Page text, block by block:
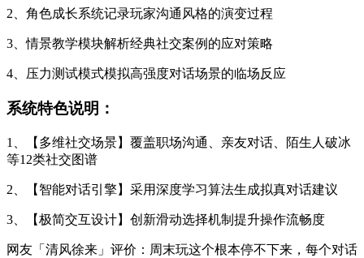
2、角色成长系统记录玩家沟通风格的演变过程
3、情景教学模块解析经典社交案例的应对策略
4、压力测试模式模拟高强度对话场景的临场反应
系统特色说明：
1、【多维社交场景】覆盖职场沟通、亲友对话、陌生人破冰
等12类社交图谱
2、【智能对话引擎】采用深度学习算法生成拟真对话建议
3、【极简交互设计】创新滑动选择机制提升操作流畅度
网友「清风徐来」评价：周末玩这个根本停不下来，每个对话